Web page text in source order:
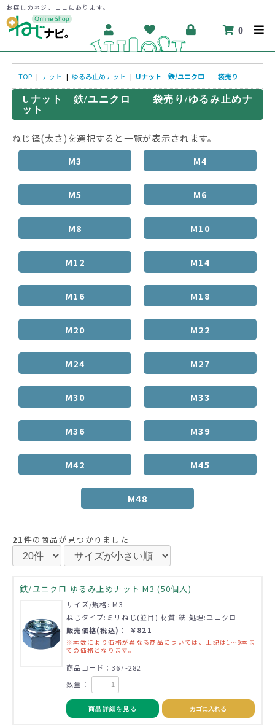
お探しのネジ、ここにあります。
0
TOP | ナット | ゆるみ止めナット | Uナット 鉄/ユニクロ 袋売り
Uナット 鉄/ユニクロ 袋売り/ゆるみ止めナ
ット
ねじ径(太さ)を選択すると一覧が表示されます。
M3
M4
M5 M6
M8 M10
M12 M14
M16 M18
M20 M22
M24 M27
M30 M33
M36 M39
M42 M45
M48
21件の商品が見つかりました
鉄/ユニクロ ゆるみ止めナット M3 (50個入)
サイズ/規格: M3
ねじタイプ:ミリねじ(並目) 材質:鉄 処理:ユニクロ
販売価格(税込)： ￥821
※本数により価格が異なる商品については、上記は1～9本ま
での価格となります。
商品コード：367-282
数量：
商品詳細を見る カゴに入れる